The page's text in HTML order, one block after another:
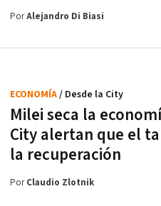
PorAlejandro Di Biasi
Milei seca la
City alertan que el
la recuperación
ECONOMÍA/ Desde la City
PorClaudio Zlotnik